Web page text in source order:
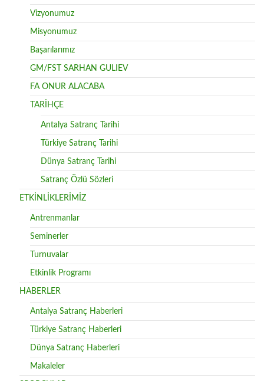
Vizyonumuz
Misyonumuz
Başarılarımız
GM/FST SARHAN GULIEV
FA ONUR ALACABA
TARİHÇE
Antalya Satranç Tarihi
Türkiye Satranç Tarihi
Dünya Satranç Tarihi
Satranç Özlü Sözleri
ETKİNLİKLERİMİZ
Antrenmanlar
Seminerler
Turnuvalar
Etkinlik Programı
HABERLER
Antalya Satranç Haberleri
Türkiye Satranç Haberleri
Dünya Satranç Haberleri
Makaleler